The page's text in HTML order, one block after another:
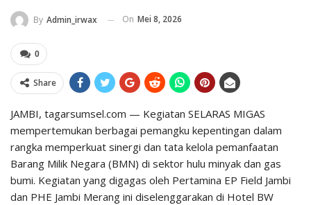
By Admin_irwax On Mei 8, 2026
0
Share
JAMBI, tagarsumsel.com — Kegiatan SELARAS MIGAS
mempertemukan berbagai pemangku kepentingan dalam
rangka memperkuat sinergi dan tata kelola pemanfaatan
Barang Milik Negara (BMN) di sektor hulu minyak dan gas
bumi. Kegiatan yang digagas oleh Pertamina EP Field Jambi
dan PHE Jambi Merang ini diselenggarakan di Hotel BW